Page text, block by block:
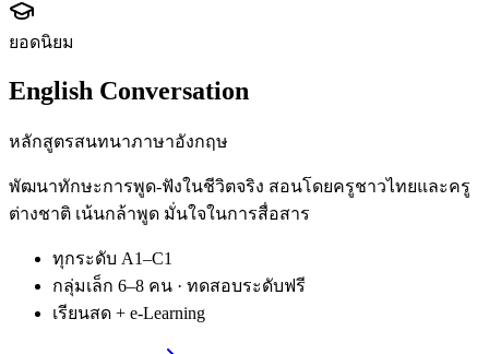
ยอดนิยม
English Conversation
หลักสูตรสนทนาภาษาอังกฤษ
พัฒนาทักษะการพูด-ฟังในชีวิตจริง สอนโดยครูชาวไทยและครู
ต่างชาติ เน้นกล้าพูด มั่นใจในการสื่อสาร
ทุกระดับ A1–C1
กลุ่มเล็ก 6–8 คน · ทดสอบระดับฟรี
เรียนสด + e-Learning